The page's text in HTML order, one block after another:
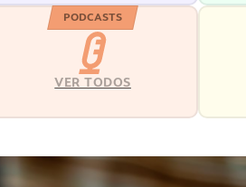
PODCASTS
VER TODOS